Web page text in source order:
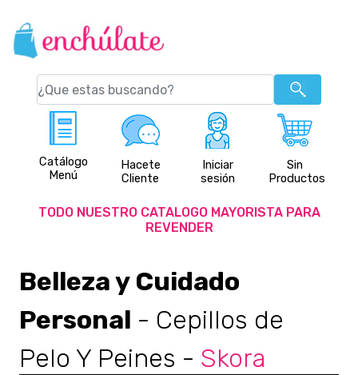
Catálogo
Menú
Hacete
Cliente
Iniciar
sesión
Sin
Productos
TODO NUESTRO CATALOGO MAYORISTA PARA
REVENDER
Belleza y Cuidado
Personal - Cepillos de
Pelo Y Peines - Skora